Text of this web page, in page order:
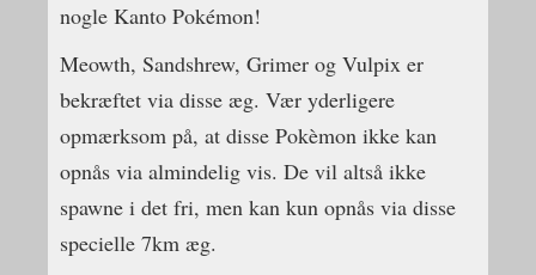
nogle Kanto Pokémon!
Meowth, Sandshrew, Grimer og Vulpix er
bekræftet via disse æg. Vær yderligere
opmærksom på, at disse Pokèmon ikke kan
opnås via almindelig vis. De vil altså ikke
spawne i det fri, men kan kun opnås via disse
specielle 7km æg.